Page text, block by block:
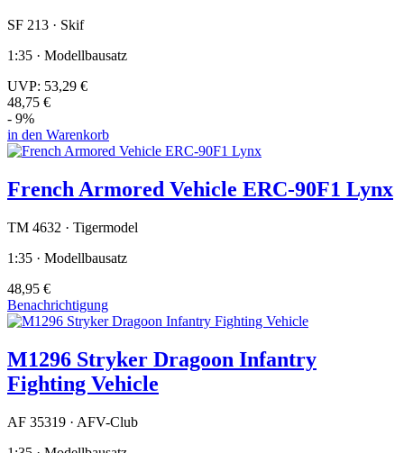
SF 213 · Skif
1:35 · Modellbausatz
UVP: 53,29 €
48,75 €
- 9%
in den Warenkorb
French Armored Vehicle ERC-90F1 Lynx
TM 4632 · Tigermodel
1:35 · Modellbausatz
48,95 €
Benachrichtigung
M1296 Stryker Dragoon Infantry
Fighting Vehicle
AF 35319 · AFV-Club